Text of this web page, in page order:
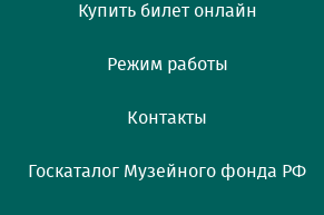
Купить билет онлайн
Режим работы
Контакты
Госкаталог Музейного фонда РФ